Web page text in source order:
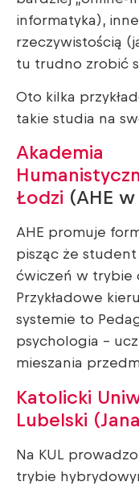
informatyka),
rzeczywistością
tu trudno zrobić
Oto kilka
takie studia na
Akademia
Łodzi (AHE
AHE promuje
pisząc że
ćwiczeń w trybie
Przykładowe
systemie to
psychologia –
mieszania
Katolicki
Lubelski
Na KUL
trybie